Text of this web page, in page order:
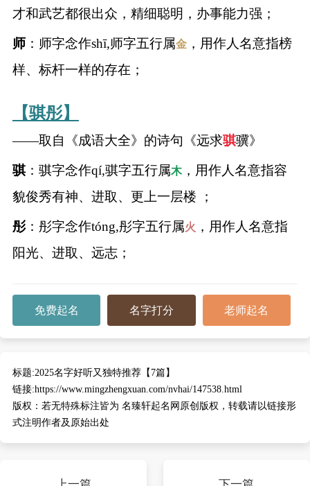
才和武艺都很出众，精细聪明，办事能力强；
师：师字念作shī,师字五行属金，用作人名意指榜
样、标杆一样的存在；
【骐彤】
——取自《成语大全》的诗句《远求骐骥》
骐：骐字念作qí,骐字五行属木，用作人名意指容
貌俊秀有神、进取、更上一层楼 ；
彤：彤字念作tóng,彤字五行属火 ，用作人名意指
阳光、进取、远志；
免费起名 名字打分 老师起名
标题:2025名字好听又独特推荐【7篇】
链接:https://www.mingzhengxuan.com/nvhai/147538.html
版权： 若无特殊标注皆为 名臻轩起名网原创版权，转载请以链接形
式注明作者及原始出处